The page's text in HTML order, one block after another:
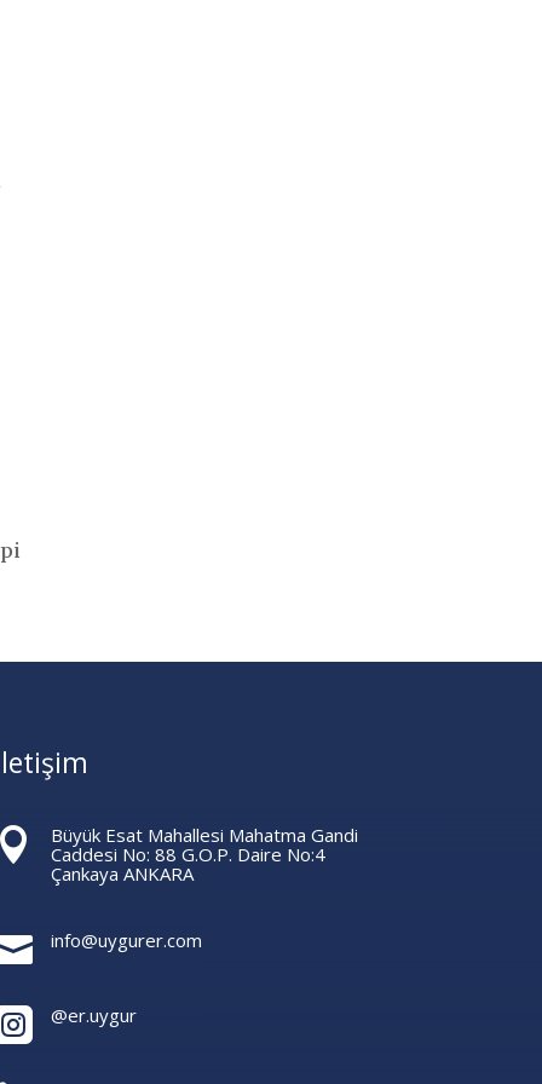
Büyük Esat Mahallesi Mahatma Gandi
Caddesi No: 88 G.O.P. Daire No:4
Çankaya ANKARA
info@uygurer.com
@er.uygur